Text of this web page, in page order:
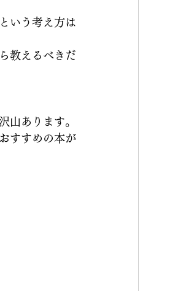
いう考え方は
教えるべきだ
山あります。
すすめの本が